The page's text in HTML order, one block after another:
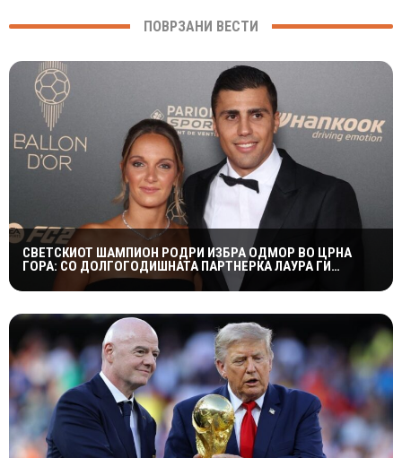
ПОВРЗАНИ ВЕСТИ
СВЕТСКИОТ ШАМПИОН РОДРИ ИЗБРА ОДМОР ВО ЦРНА
ГОРА: СО ДОЛГОГОДИШНАТА ПАРТНЕРКА ЛАУРА ГИ
ИСТРАЖУВА ПРИРОДНИТЕ УБАВИНИ